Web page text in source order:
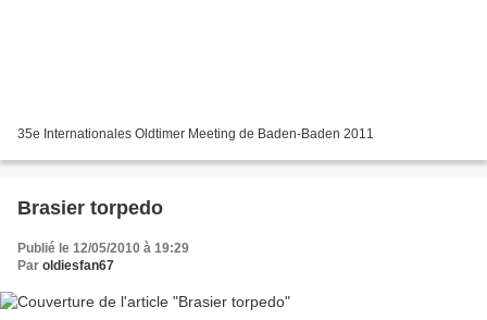
35e Internationales Oldtimer Meeting de Baden-Baden 2011
Brasier torpedo
Publié le 12/05/2010 à 19:29
Par oldiesfan67